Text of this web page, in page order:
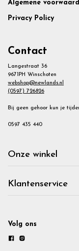
Footer
Algemene
Privacy Policy
Contact
Langestraat 36
9671PH Winschoten
webshop@newlands.nl
(0597) 726826
Bij geen gehoor kun je
0597 435 440
Onze winkel
Klantenservice
Volg ons